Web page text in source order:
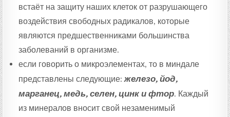
встаёт на защиту наших клеток от разрушающего
воздействия свободных радикалов, которые
являются предшественниками большинства
заболеваний в организме.
если говорить о микроэлементах, то в миндале
представлены следующие:железо, йод,
марганец, медь, селен, цинк и фтор. Каждый
из минералов вносит свой незаменимый